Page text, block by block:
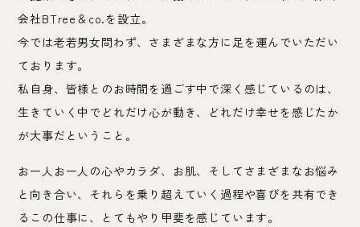
会社BTree＆co.を設立。
今では老若男女問わず、さまざまな方に足を運んでいただい
ております。
私自身、皆様とのお時間を過ごす中で深く感じているのは、
生きていく中でどれだけ心が動き、どれだけ幸せを感じたか
が大事だということ。
お一人お一人の心やカラダ、お肌、そしてさまざまなお悩み
と向き合い、それらを乗り超えていく過程や喜びを共有でき
るこの仕事に、とてもやり甲斐を感じています。